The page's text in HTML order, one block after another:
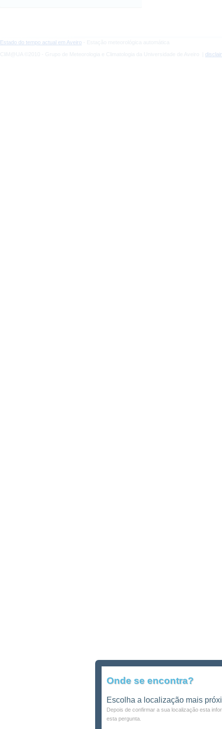
Estado do tempo actual em Aveiro - Estação meteorológica automática
CliM@UA ©2010 - Grupo de Meteorologia e Climatologia da Universidade de Aveiro |
Onde se encontra?
Escolha a localização mais
Depois de confirmar a sua localização esta
esta pergunta.